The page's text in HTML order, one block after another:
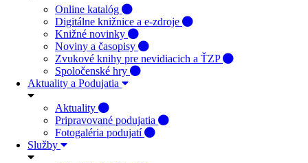
Online katalóg
Digitálne knižnice a e-zdroje
Knižné novinky
Noviny a časopisy
Zvukové knihy pre nevidiacich a ŤZP
Spoločenské hry
Aktuality a Podujatia
Aktuality
Pripravované podujatia
Fotogaléria podujatí
Služby